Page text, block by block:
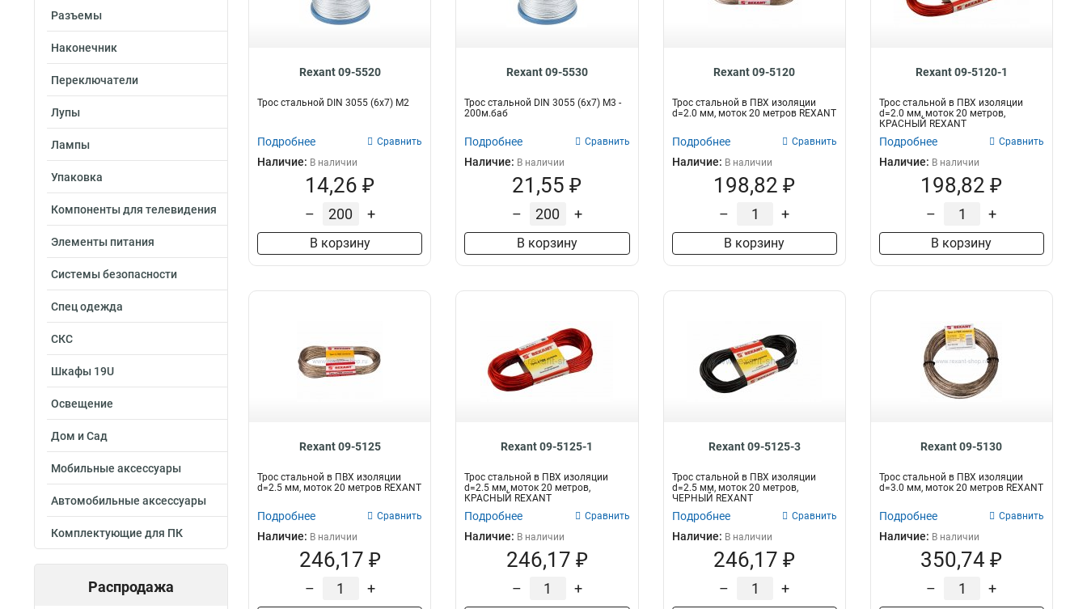
Разъемы
Наконечник
Переключатели
Лупы
Лампы
Упаковка
Компоненты для телевидения
Элементы питания
Системы безопасности
Спец одежда
СКС
Шкафы 19U
Освещение
Дом и Сад
Мобильные аксессуары
Автомобильные аксессуары
Комплектующие для ПК
Распродажа
Rexant 09-5520
Трос стальной DIN 3055 (6x7) М2
Подробнее Сравнить
Наличие: В наличии
14,26 ₽
– +
В корзину
Rexant 09-5530
Трос стальной DIN 3055 (6x7) М3 -
200м.баб
Подробнее Сравнить
Наличие: В наличии
21,55 ₽
– +
В корзину
Rexant 09-5120
Трос стальной в ПВХ изоляции
d=2.0 мм, моток 20 метров REXANT
Подробнее Сравнить
Наличие: В наличии
198,82 ₽
– +
В корзину
Rexant 09-5120-1
Трос стальной в ПВХ изоляции
d=2.0 мм, моток 20 метров,
КРАСНЫЙ REXANT
Подробнее Сравнить
Наличие: В наличии
198,82 ₽
– +
В корзину
Rexant 09-5125
Трос стальной в ПВХ изоляции
d=2.5 мм, моток 20 метров REXANT
Подробнее Сравнить
Наличие: В наличии
246,17 ₽
– +
Rexant 09-5125-1
Трос стальной в ПВХ изоляции
d=2.5 мм, моток 20 метров,
КРАСНЫЙ REXANT
Подробнее Сравнить
Наличие: В наличии
246,17 ₽
– +
Rexant 09-5125-3
Трос стальной в ПВХ изоляции
d=2.5 мм, моток 20 метров,
ЧЕРНЫЙ REXANT
Подробнее Сравнить
Наличие: В наличии
246,17 ₽
– +
Rexant 09-5130
Трос стальной в ПВХ изоляции
d=3.0 мм, моток 20 метров REXANT
Подробнее Сравнить
Наличие: В наличии
350,74 ₽
– +